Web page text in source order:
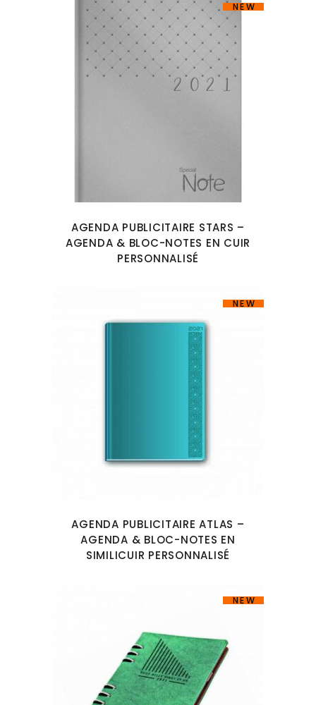
NEW
AGENDA PUBLICITAIRE STARS –
AGENDA & BLOC-NOTES EN CUIR
PERSONNALISÉ
NEW
AGENDA PUBLICITAIRE ATLAS –
AGENDA & BLOC-NOTES EN
SIMILICUIR PERSONNALISÉ
NEW